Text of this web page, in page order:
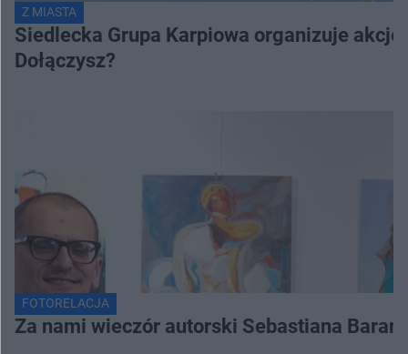
Z MIASTA
Siedlecka Grupa Karpiowa organizuje
Dołączysz?
FOTORELACJA
Za nami wieczór autorski Sebastiana